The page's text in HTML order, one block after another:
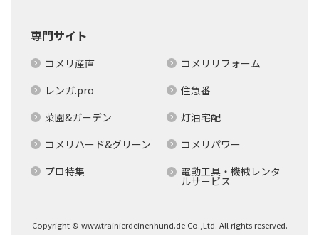
専門サイト
コメリ産直
コメリリフォーム
レンガ.pro
住急番
菜園&ガーデン
灯油宅配
コメリハード&グリーン
コメリパワー
プロ特集
電動工具・機械レンタ
ルサービス
Copyright © www.trainierdeinenhund.de Co.,Ltd. All rights reserved.